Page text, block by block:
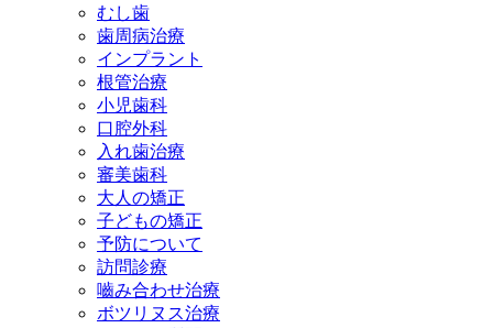
むし歯
歯周病治療
インプラント
根管治療
小児歯科
口腔外科
入れ歯治療
審美歯科
大人の矯正
子どもの矯正
予防について
訪問診療
嚙み合わせ治療
ボツリヌス治療